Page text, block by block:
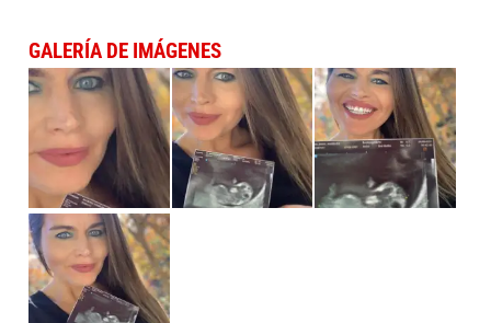
GALERÍA DE IMÁGENES